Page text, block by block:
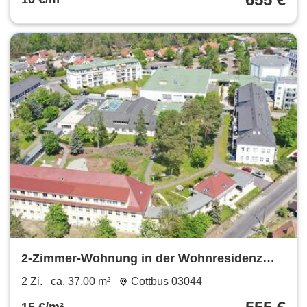
2-Zimmer-Wohnung in der Wohnresidenz
Branitz (1.2.05) zu vermieten - täglich freie
2 Zi. ca. 37,00 m² Cottbus 03044